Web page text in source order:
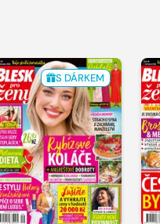
S DÁRKEM